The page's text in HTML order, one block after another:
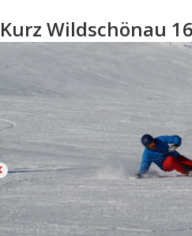
Kurz Wildschönau